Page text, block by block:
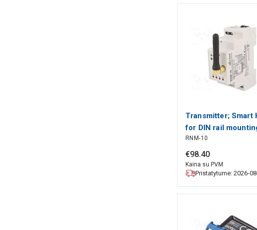
Transmitter; Smart
for DIN rail
230VAC; IP20
RNM-10
€98.40
Kaina su PVM
Pristatytume: 2026-